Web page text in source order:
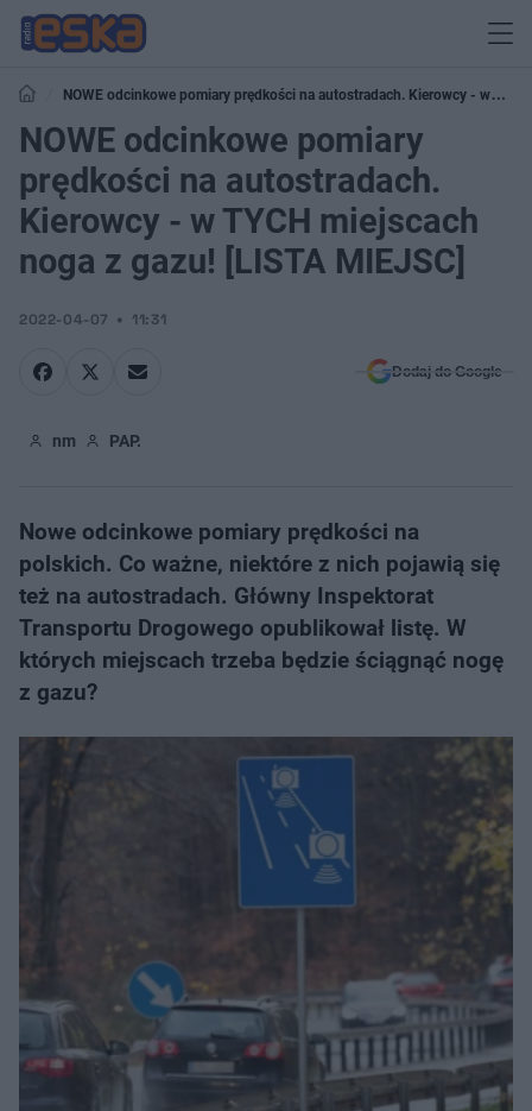
NOWE odcinkowe pomiary prędkości na autostradach. Kierowcy - w
TYCH miejscach noga z gazu! [LISTA MIEJSC]
NOWE odcinkowe pomiary
prędkości na autostradach.
Kierowcy - w TYCH miejscach
noga z gazu! [LISTA MIEJSC]
2022-04-07 11:31
Dodaj do Google
nm PAP.
Nowe odcinkowe pomiary prędkości na
polskich. Co ważne, niektóre z nich pojawią się
też na autostradach. Główny Inspektorat
Transportu Drogowego opublikował listę. W
których miejscach trzeba będzie ściągnąć nogę
z gazu?